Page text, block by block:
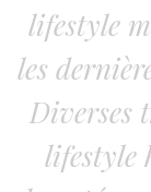
lifestyle
les
Diverses
lifestyle